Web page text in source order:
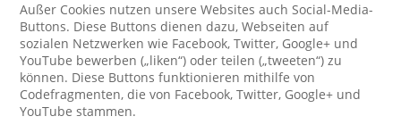
Außer Cookies nutzen unsere Websites auch Social-Media-
Buttons. Diese Buttons dienen dazu, Webseiten auf
sozialen Netzwerken wie Facebook, Twitter, Google+ und
YouTube bewerben („liken“) oder teilen („tweeten“) zu
können. Diese Buttons funktionieren mithilfe von
Codefragmenten, die von Facebook, Twitter, Google+ und
YouTube stammen.